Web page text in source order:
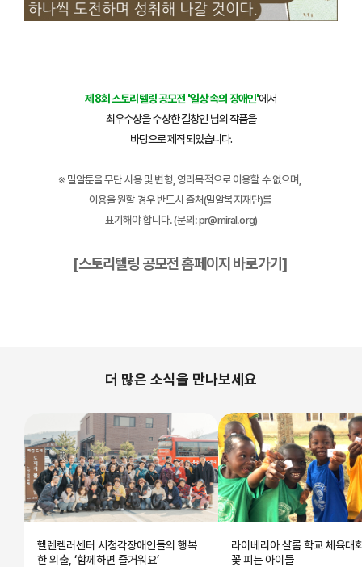
제8회 스토리텔링 공모전 '일상 속의 장애인'에서
최우수상을 수상한 길창인 님의 작품을
바탕으로 제작되었습니다.
※ 밀알툰을 무단 사용 및 변형, 영리목적으로 이용할 수 없으며,
이용을 원할 경우 반드시 출처(밀알복지재단)를
표기해야 합니다. (문의: pr@miral.org)
[스토리텔링 공모전 홈페이지 바로가기]
더 많은 소식을 만나보세요
헬렌켈러센터 시청각장애인들의 행복
한 외출, ‘함께하면 즐거워요’
라이베리아 샬롬 학교 체육대
꽃 피는 아이들